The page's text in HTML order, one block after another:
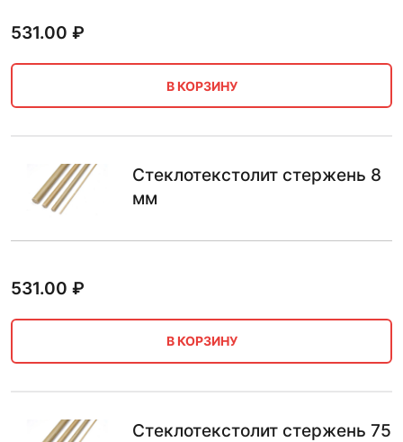
531.00 ₽
В КОРЗИНУ
Стеклотекстолит стержень 8
мм
531.00 ₽
В КОРЗИНУ
Стеклотекстолит стержень 75